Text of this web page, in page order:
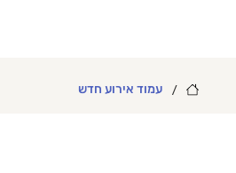
/ עמוד אירוע חדש